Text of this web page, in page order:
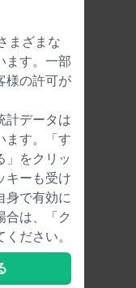
まざまな
ます。一部
様の許可が
計データは
ます。「す
」をクリッ
キーも受け
身で有効に
合は、「ク
ださい。